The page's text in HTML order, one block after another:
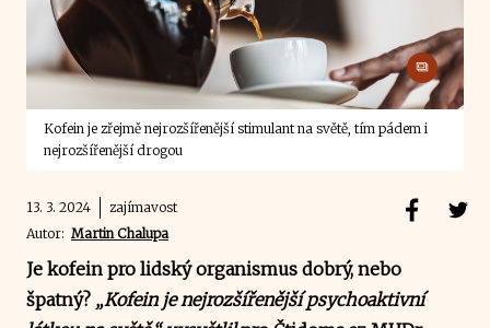
Kofein je zřejmě nejrozšířenější stimulant na světě, tím pádem i
nejrozšířenější drogou
13. 3. 2024
zajímavost
Autor: Martin Chalupa
Je kofein pro lidský organismus dobrý, nebo
špatný? „Kofein je nejrozšířenější psychoaktivní